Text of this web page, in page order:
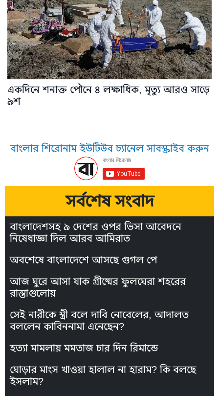
একদিনে শনাক্ত পৌনে ৪ লক্ষাধিক, মৃত্যু আরও সাড়ে
৯শ
বাংলার শিরোনাম ইউটিউব চ্যানেল সাবস্ক্রাইব করুন
সর্বশেষ সংবাদ
বাংলাদেশসহ ৯ দেশের ওপর ভিসা আবেদনে
নিষেধাজ্ঞা দিল আরব আমিরাত
অবশেষে বাংলাদেশে আসছে গুগল পে
আজ ঘুরে আসা যাক গ্রীষ্মের ফুলঘেরা শহরের
রাস্তাগুলোয়
সেই নারীকে স্ত্রী বলে দাবি নোবেলের, আদালত
বললেন কাবিননামা এনেছেন?
হত্যা মামলায় মমতাজ চার দিন রিমান্ডে
ঘোড়ার মাংস খাওয়া হালাল না হারাম? কি বলছে
ইসলাম?